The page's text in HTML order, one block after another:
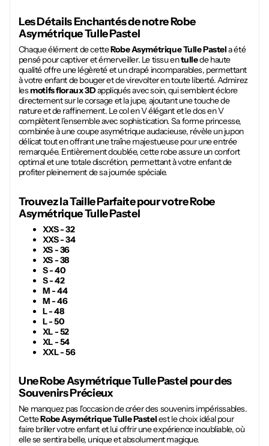
Les Détails Enchantés de notreRobe
Asymétrique Tulle Pastel
Chaque élément de cetteRobe Asymétrique Tulle Pastela été
pensé pour captiver et émerveiller. Le tissu entullede haute
qualité offre une légèreté et un drapé incomparables, permettant
à votre enfant de bouger et de virevolter en toute liberté. Admirez
lesmotifs floraux 3Dappliqués avec soin, qui semblent éclore
directement sur le corsage et la jupe, ajoutant une touche de
nature et de raffinement. Le col en V élégant et le dos en V
complètent l'ensemble avec sophistication. Sa forme princesse,
combinée à une coupe asymétrique audacieuse, révèle un jupon
délicat tout en offrant une traîne majestueuse pour une entrée
remarquée. Entièrement doublée, cette robe assure un confort
optimal et une totale discrétion, permettant à votre enfant de
profiter pleinement de sa journée spéciale.
Trouvez la Taille Parfaite pour votreRobe
Asymétrique Tulle Pastel
XXS - 32
XXS - 34
XS - 36
XS - 38
S - 40
S - 42
M - 44
M - 46
L - 48
L - 50
XL - 52
XL - 54
XXL - 56
UneRobe Asymétrique Tulle Pastel pour des
Souvenirs Précieux
Ne manquez pas l'occasion de créer des souvenirs impérissables.
CetteRobe Asymétrique Tulle Pastelest le choix idéal pour
faire briller votre enfant et lui offrir une expérience inoubliable, où
elle se sentira belle, unique et absolument magique.